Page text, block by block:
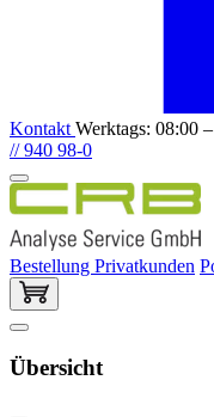
Kontakt Werktags: 08:00
// 940 98-0
Bestellung Privatkunden
Übersicht